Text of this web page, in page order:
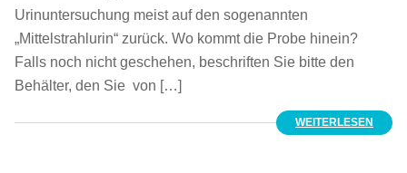
Urinuntersuchung meist auf den sogenannten
„Mittelstrahlurin“ zurück. Wo kommt die Probe hinein?
Falls noch nicht geschehen, beschriften Sie bitte den
Behälter, den Sie von […]
WEITERLESEN